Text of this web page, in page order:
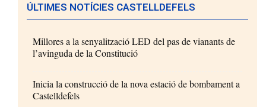
ÚLTIMES NOTÍCIES CASTELLDEFELS
Millores a la senyalització LED del pas de vianants de
l’avinguda de la Constitució
Inicia la construcció de la nova estació de bombament a
Castelldefels